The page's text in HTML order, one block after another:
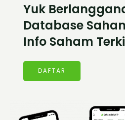
Yuk
Database
Info Saham
DAFTAR